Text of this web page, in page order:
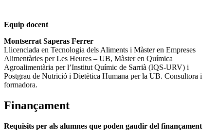
Equip docent
Montserrat Saperas Ferrer
Llicenciada en Tecnologia dels Aliments i Màster en Empreses
Alimentàries per Les Heures – UB, Màster en Química
Agroalimentària per l’Institut Químic de Sarrià (IQS-URV) i
Postgrau de Nutrició i Dietètica Humana per la UB. Consultora i
formadora.
Finançament
Requisits per als alumnes que poden gaudir del finançament